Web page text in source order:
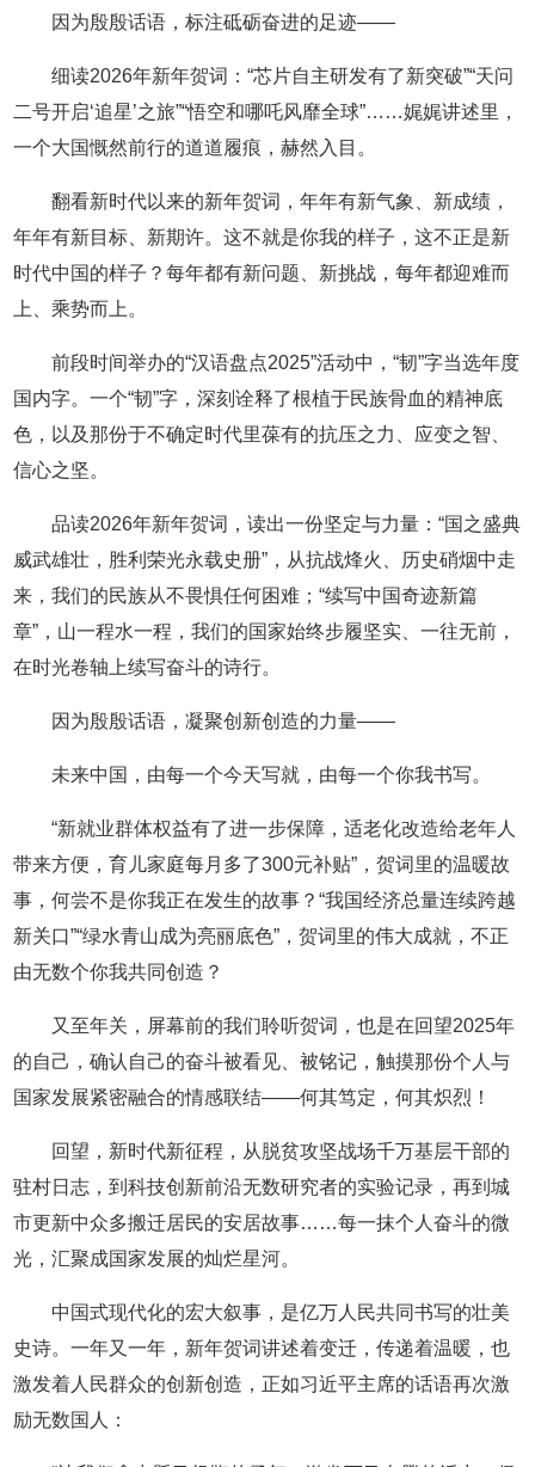
因为殷殷话语，标注砥砺奋进的足迹——
细读2026年新年贺词：“芯片自主研发有了新突破”“天问
二号开启‘追星’之旅”“悟空和哪吒风靡全球”……娓娓讲述里，
一个大国慨然前行的道道履痕，赫然入目。
翻看新时代以来的新年贺词，年年有新气象、新成绩，
年年有新目标、新期许。这不就是你我的样子，这不正是新
时代中国的样子？每年都有新问题、新挑战，每年都迎难而
上、乘势而上。
前段时间举办的“汉语盘点2025”活动中，“韧”字当选年度
国内字。一个“韧”字，深刻诠释了根植于民族骨血的精神底
色，以及那份于不确定时代里葆有的抗压之力、应变之智、
信心之坚。
品读2026年新年贺词，读出一份坚定与力量：“国之盛典
威武雄壮，胜利荣光永载史册”，从抗战烽火、历史硝烟中走
来，我们的民族从不畏惧任何困难；“续写中国奇迹新篇
章”，山一程水一程，我们的国家始终步履坚实、一往无前，
在时光卷轴上续写奋斗的诗行。
因为殷殷话语，凝聚创新创造的力量——
未来中国，由每一个今天写就，由每一个你我书写。
“新就业群体权益有了进一步保障，适老化改造给老年人
带来方便，育儿家庭每月多了300元补贴”，贺词里的温暖故
事，何尝不是你我正在发生的故事？“我国经济总量连续跨越
新关口”“绿水青山成为亮丽底色”，贺词里的伟大成就，不正
由无数个你我共同创造？
又至年关，屏幕前的我们聆听贺词，也是在回望2025年
的自己，确认自己的奋斗被看见、被铭记，触摸那份个人与
国家发展紧密融合的情感联结——何其笃定，何其炽烈！
回望，新时代新征程，从脱贫攻坚战场千万基层干部的
驻村日志，到科技创新前沿无数研究者的实验记录，再到城
市更新中众多搬迁居民的安居故事……每一抹个人奋斗的微
光，汇聚成国家发展的灿烂星河。
中国式现代化的宏大叙事，是亿万人民共同书写的壮美
史诗。一年又一年，新年贺词讲述着变迁，传递着温暖，也
激发着人民群众的创新创造，正如习近平主席的话语再次激
励无数国人：